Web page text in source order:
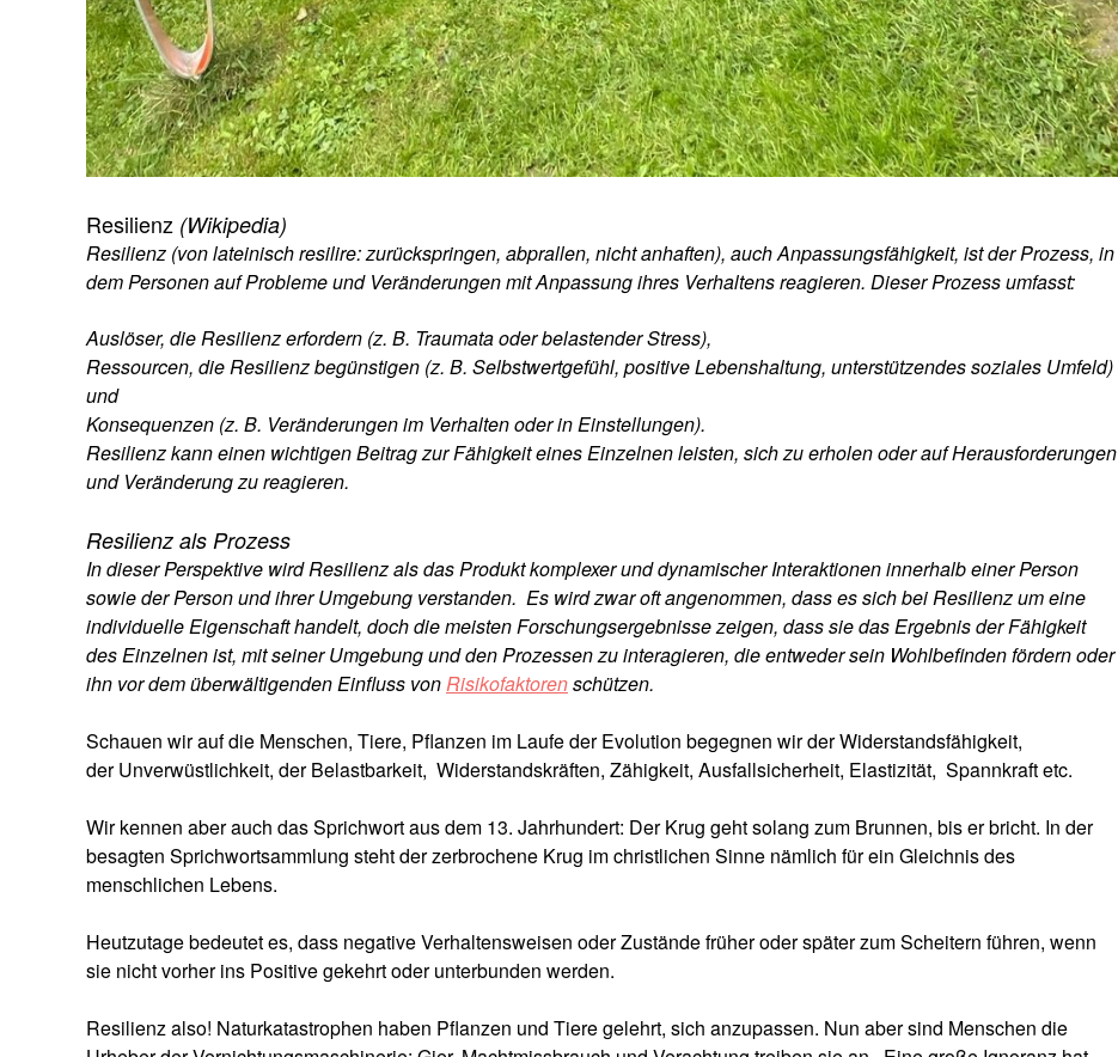
Resilienz (Wikipedia)
Resilienz (von lateinisch resilire: zurückspringen, abprallen, nicht anhaften), auch Anpassungsfähigkeit, ist der Prozess, in
dem Personen auf Probleme und Veränderungen mit Anpassung ihres Verhaltens reagieren. Dieser Prozess umfasst:
Auslöser, die Resilienz erfordern (z. B. Traumata oder belastender Stress),
Ressourcen, die Resilienz begünstigen (z. B. Selbstwertgefühl, positive Lebenshaltung, unterstützendes soziales Umfeld)
und
Konsequenzen (z. B. Veränderungen im Verhalten oder in Einstellungen).
Resilienz kann einen wichtigen Beitrag zur Fähigkeit eines Einzelnen leisten, sich zu erholen oder auf Herausforderungen
und Veränderung zu reagieren.
Resilienz als Prozess
In dieser Perspektive wird Resilienz als das Produkt komplexer und dynamischer Interaktionen innerhalb einer Person
sowie der Person und ihrer Umgebung verstanden. Es wird zwar oft angenommen, dass es sich bei Resilienz um eine
individuelle Eigenschaft handelt, doch die meisten Forschungsergebnisse zeigen, dass sie das Ergebnis der Fähigkeit
des Einzelnen ist, mit seiner Umgebung und den Prozessen zu interagieren, die entweder sein Wohlbefinden fördern oder
ihn vor dem überwältigenden Einfluss vonRisikofaktorenschützen.
Schauen wir auf die Menschen, Tiere, Pflanzen im Laufe der Evolution begegnen wir der Widerstandsfähigkeit,
der Unverwüstlichkeit, der Belastbarkeit, Widerstandskräften, Zähigkeit, Ausfallsicherheit, Elastizität, Spannkraft etc.
Wir kennen aber auch das Sprichwort aus dem 13. Jahrhundert: Der Krug geht solang zum Brunnen, bis er bricht. In der
besagten Sprichwortsammlung steht der zerbrochene Krug im christlichen Sinne nämlich für ein Gleichnis des
menschlichen Lebens.
Heutzutage bedeutet es, dass negative Verhaltensweisen oder Zustände früher oder später zum Scheitern führen, wenn
sie nicht vorher ins Positive gekehrt oder unterbunden werden.
Resilienz also! Naturkatastrophen haben Pflanzen und Tiere gelehrt, sich anzupassen. Nun aber sind Menschen die